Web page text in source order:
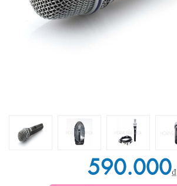
590.000₫